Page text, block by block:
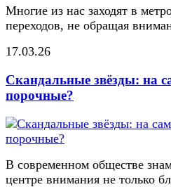
Многие из нас заходят в
переходов, не обращая
17.03.26
Скандальные звёзды: на
порочные?
В современном обществе
центре внимания не только